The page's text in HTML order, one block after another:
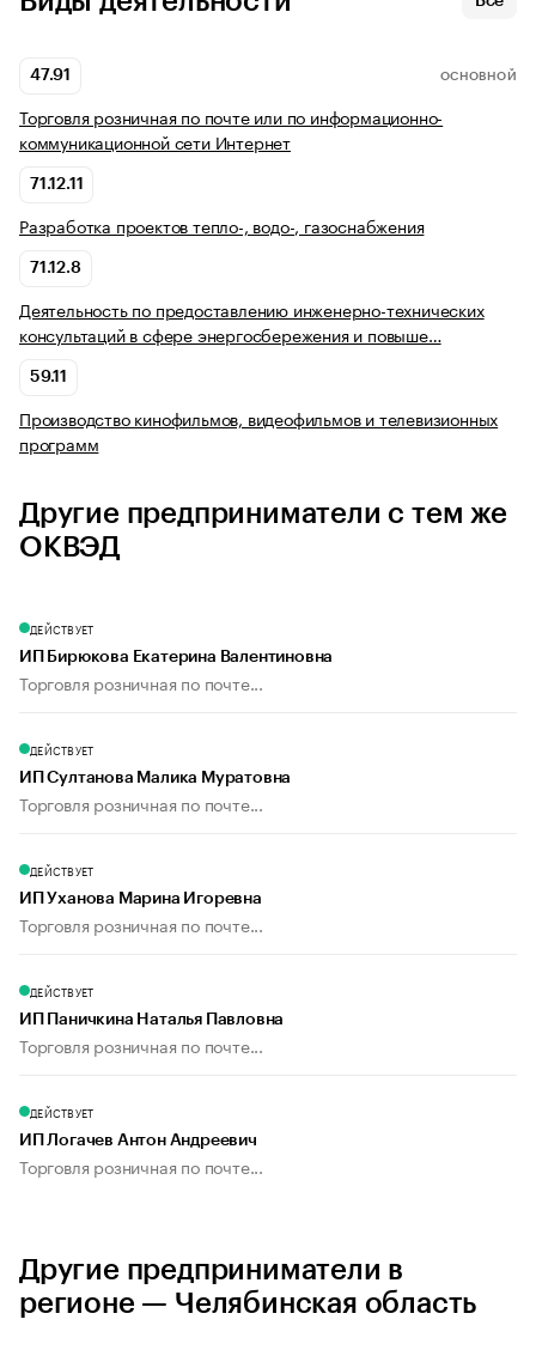
47.91 ОСНОВНОЙ
Торговля розничная по почте или по информационно-
коммуникационной сети Интернет
71.12.11
Разработка проектов тепло-, водо-, газоснабжения
71.12.8
Деятельность по предоставлению инженерно-технических
консультаций в сфере энергосбережения и повыше…
59.11
Производство кинофильмов, видеофильмов и телевизионных
программ
Другие предприниматели с тем же
ОКВЭД
ДЕЙСТВУЕТ
ИП Бирюкова Екатерина Валентиновна
Торговля розничная по почте...
ДЕЙСТВУЕТ
ИП Султанова Малика Муратовна
Торговля розничная по почте...
ДЕЙСТВУЕТ
ИП Уханова Марина Игоревна
Торговля розничная по почте...
ДЕЙСТВУЕТ
ИП Паничкина Наталья Павловна
Торговля розничная по почте...
ДЕЙСТВУЕТ
ИП Логачев Антон Андреевич
Торговля розничная по почте...
Другие предприниматели в
регионе — Челябинская область